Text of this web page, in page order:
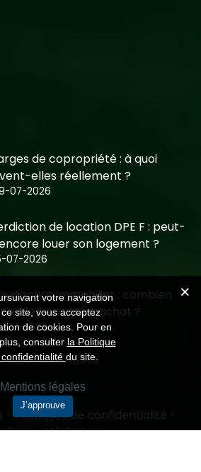
de copropriété : à quoi
elles réellement ?
07-2026
de location DPE F : peut-
louer son logement ?
07-2026
d'achat immobilier : combien
réellement un achat ?
07-2026
-Politiques de confidentialité
-Médiation
votre navigation
site, vous acceptez
de cookies. Pour en
consulter la Politique
du site.
Mentions légales
J’approuve